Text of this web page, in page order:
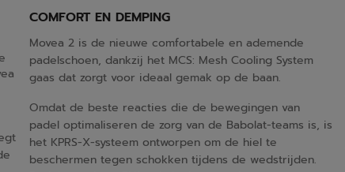
COMFORT EN DEMPING
Movea 2 is de nieuwe comfortabele en ademende
padelschoen, dankzij het MCS: Mesh Cooling System
gaas dat zorgt voor ideaal gemak op de baan.
Omdat de beste reacties die de bewegingen van
padel optimaliseren de zorg van de Babolat-teams is, is
het KPRS-X-systeem ontworpen om de hiel te
beschermen tegen schokken tijdens de wedstrijden.